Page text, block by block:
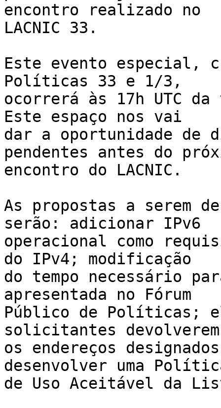
encontro realizado no
LACNIC 33.
Este evento especial,
Políticas 33 e 1/3,
ocorrerá às 17h UTC
Este espaço nos vai
dar a oportunidade de
pendentes antes do
encontro do LACNIC.
As propostas a serem
serão: adicionar IPv6
operacional como
do IPv4; modificação
do tempo necessário
apresentada no Fórum
Público de Políticas;
solicitantes devolverem
os endereços
desenvolver uma
de Uso Aceitável da